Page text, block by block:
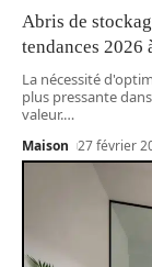
Abris de
tendances 2026
La nécessité
plus pressante
valeur.…
Maison 27 février